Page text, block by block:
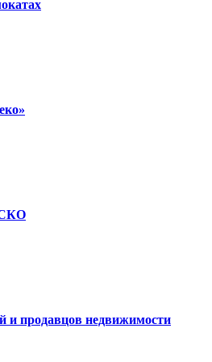
и продавцов недвижимости